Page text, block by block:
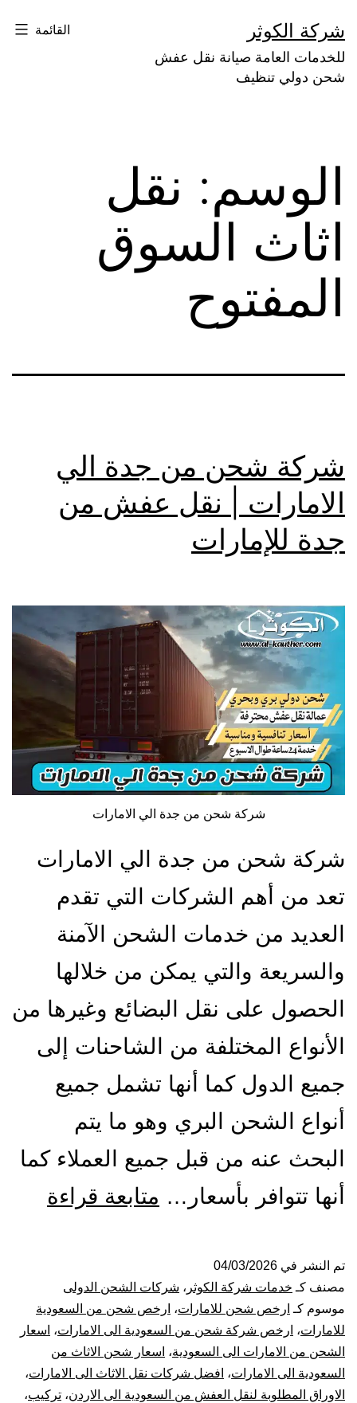
إلى
المحتوى
شركة الكوثر
للخدمات العامة صيانة نقل عفش
شحن دولي تنظيف
القائمة
الوسم: نقل
اثاث السوق
المفتوح
شركة شحن من جدة الي
الامارات | نقل عفش من
جدة للإمارات
شركة شحن من جدة الي الامارات
شركة شحن من جدة الي الامارات
تعد من أهم الشركات التي تقدم
العديد من خدمات الشحن الآمنة
والسريعة والتي يمكن من خلالها
الحصول على نقل البضائع وغيرها من
الأنواع المختلفة من الشاحنات إلى
جميع الدول كما أنها تشمل جميع
أنواع الشحن البري وهو ما يتم
البحث عنه من قبل جميع العملاء كما
أنها تتوافر بأسعار… متابعة قراءة
جدة
الي
تم النشر في 04/03/2026
مصنف كـ خدمات شركة الكوثر ، شركات الشحن الدولى
موسوم كـ ارخص شحن للامارات، ارخص شحن من السعودية
للامارات، ارخص شركة شحن من السعودية الى الامارات، اسعار
الشحن من الامارات الى السعودية، اسعار شحن الاثاث من
السعودية الى الامارات، افضل شركات نقل الاثاث الى الامارات،
الاوراق المطلوبة لنقل العفش من السعودية الى الاردن، تركيب،